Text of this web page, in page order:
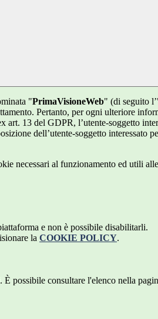
"PrimaVisioneWeb" (di seguito
Pertanto, per ogni ulteriore
13 del GDPR, l’utente-soggetto
dell’utente-soggetto
necessari al funzionamento ed utili
e non è possibile disabilitarli.
la COOKIE POLICY.
possibile consultare l'elenco nella